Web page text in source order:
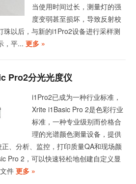
当使用时间过长，测量灯的强
度变弱甚至损坏，导致反射校
珠以后，与新的i1Pro2设备进行采样测
，平...更多 »
Pro2分光光度仪
i1Pro2已成为一种行业标准，
Xrite i1Basic Pro 2是色彩行业
标准，一种专业级别而价格合
理的光谱颜色测量设备，提供
、分析、监控，打印质量QA和现场颜
Pro 2，可以快速轻松地创建自定义显
件 更多 »